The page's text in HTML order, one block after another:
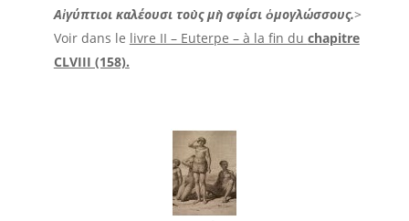
Αἰγύπτιοι καλέουσι τοὺς μὴ σφίσι ὁμογλώσσους.>
Voir dans le livre II – Euterpe – à la fin du chapitre
CLVIII (158).